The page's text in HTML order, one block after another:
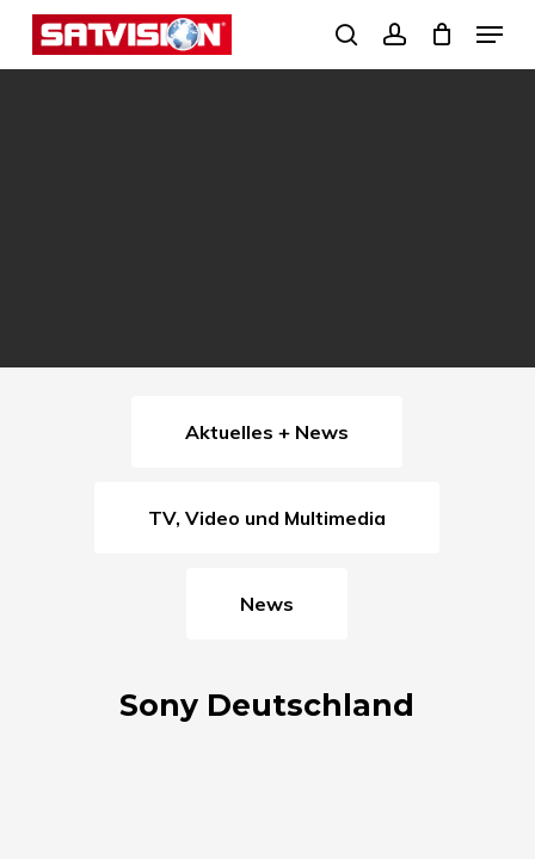
Skip
search
Menu
Aktuelles + News
TV, Video und Multimedia
News
Sony Deutschland